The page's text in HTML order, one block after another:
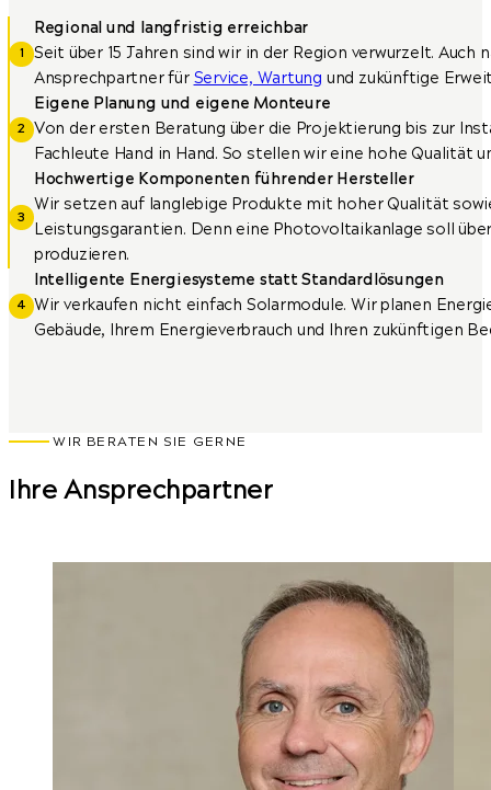
Regional und langfristig erreichbar
Seit über 15 Jahren sind wir in der Region verwurzelt. Auch
Ansprechpartner für Service, Wartung und zukünftige
Eigene Planung und eigene Monteure
Von der ersten Beratung über die Projektierung bis zur
Fachleute Hand in Hand. So stellen wir eine hohe Qualität
Hochwertige Komponenten führender Hersteller
Wir setzen auf langlebige Produkte mit hoher Qualität
Leistungsgarantien. Denn eine Photovoltaikanlage soll
produzieren.
Intelligente Energiesysteme statt Standardlösungen
Wir verkaufen nicht einfach Solarmodule. Wir planen
Gebäude, Ihrem Energieverbrauch und Ihren zukünftigen
Ihre Ansprechpartner
WIR BERATEN SIE GERNE